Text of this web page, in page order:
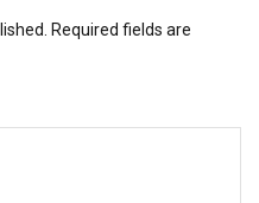
Required fields are